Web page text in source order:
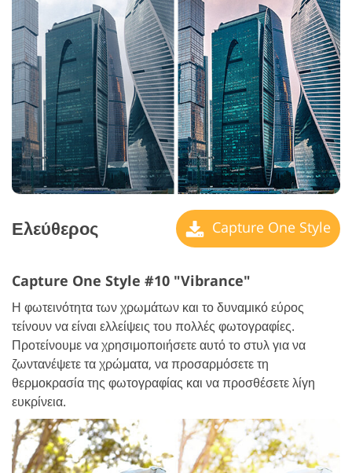
Ελεύθερος Capture One Style
Capture One Style #10 "Vibrance"
Η φωτεινότητα των χρωμάτων και το δυναμικό εύρος
τείνουν να είναι ελλείψεις του πολλές φωτογραφίες.
Προτείνουμε να χρησιμοποιήσετε αυτό το στυλ για να
ζωντανέψετε τα χρώματα, να προσαρμόσετε τη
θερμοκρασία της φωτογραφίας και να προσθέσετε λίγη
ευκρίνεια.